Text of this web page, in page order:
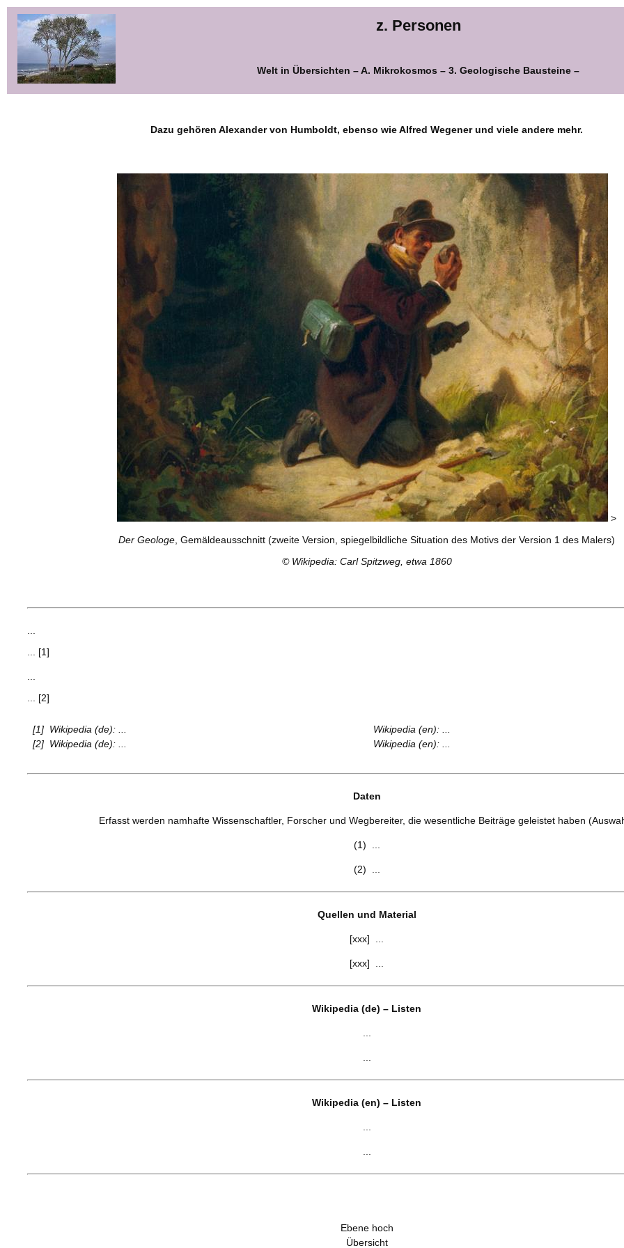
z. Personen
Welt in Übersichten – A. Mikrokosmos – 3. Geologische Bausteine –
Dazu gehören Alexander von Humboldt, ebenso wie Alfred Wegener und viele andere mehr.
>
Der Geologe , Gemäldeausschnitt (zweite Version, spiegelbildliche Situation des Motivs der Version 1 des Malers)
© Wikipedia: Carl Spitzweg, etwa 1860
... [1]
... [2]
[1] Wikipedia (de): ...
[2] Wikipedia (de): ...
Wikipedia (en): ...
Wikipedia (en): ...
Daten
Erfasst werden namhafte Wissenschaftler, Forscher und Wegbereiter, die wesentliche Beiträge geleistet haben
(1) ...
(2) ...
Quellen und Material
[xxx] ...
[xxx] ...
Wikipedia (de) – Listen
Wikipedia (en) – Listen
Ebene hoch
Übersicht